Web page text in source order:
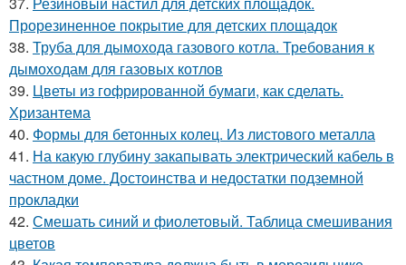
Прорезиненное покрытие для детских площадок
38. Труба для дымохода газового котла. Требования к
дымоходам для газовых котлов
39. Цветы из гофрированной бумаги, как сделать.
Хризантема
40. Формы для бетонных колец. Из листового металла
41. На какую глубину закапывать электрический кабель в
частном доме. Достоинства и недостатки подземной
прокладки
42. Смешать синий и фиолетовый. Таблица смешивания
цветов